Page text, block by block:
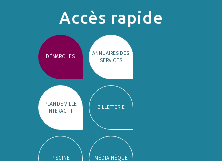
Accès rapide
DÉMARCHES
ANNUAIRES DES
SERVICES
PLAN DE VILLE
INTERACTIF
BILLETTERIE
PISCINE MÉDIATHÈQUE